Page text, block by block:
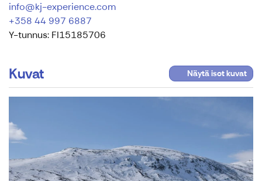
info@kj-experience.com
+358 44 997 6887
Y-tunnus: FI15185706
Kuvat Näytä isot kuvat